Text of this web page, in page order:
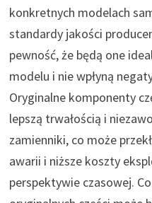
konkretnych modelach
standardy jakości
pewność, że będą one
modelu i nie wpłyną
Oryginalne komponenty
lepszą trwałością i
zamienniki, co może
awarii i niższe koszty
perspektywie czasowej.